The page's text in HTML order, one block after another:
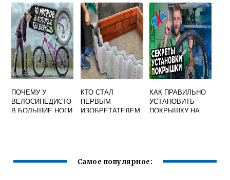
ПОЧЕМУ У
ВЕЛОСИПЕДИСТО
В БОЛЬШИЕ НОГИ
КТО СТАЛ
ПЕРВЫМ
ИЗОБРЕТАТЕЛЕМ
КАК ПРАВИЛЬНО
УСТАНОВИТЬ
ПОКРЫШКУ НА
Самое популярное: